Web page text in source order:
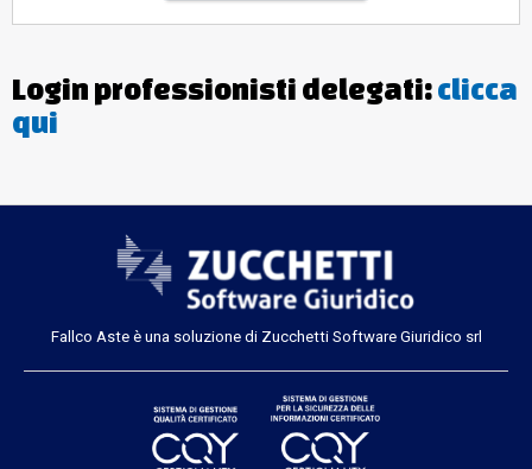
Login professionisti delegati:clicca
qui
Fallco Aste è una soluzione di Zucchetti Software Giuridico srl